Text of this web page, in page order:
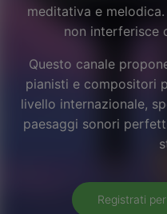
meditativa e
non interferisce
Questo canale
pianisti e compositori
livello internazionale,
paesaggi sonori
Registrati